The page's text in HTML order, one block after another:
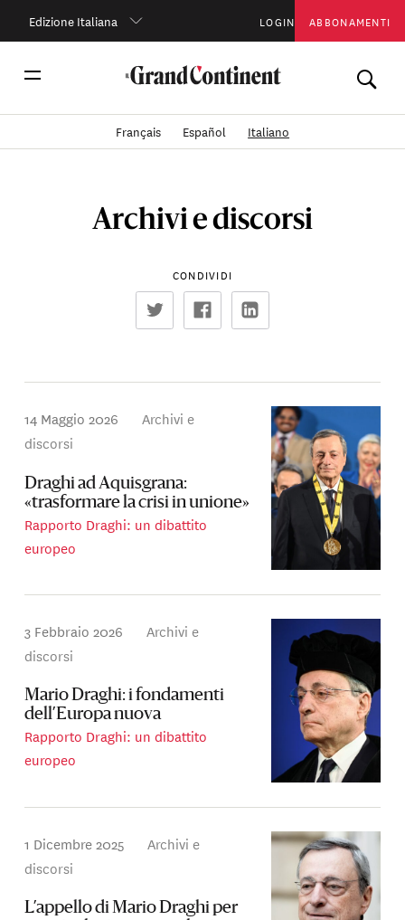
Edizione Italiana LOGIN ABBONAMENTI
Français Español Italiano
Archivi e discorsi
CONDIVIDI
14 Maggio 2026
Archivi e
discorsi
Draghi ad Aquisgrana:
«trasformare la crisi in unione»
Rapporto Draghi: un dibattito
europeo
3 Febbraio 2026
Archivi e
discorsi
Mario Draghi: i fondamenti
dell’Europa nuova
Rapporto Draghi: un dibattito
europeo
1 Dicembre 2025
Archivi e
discorsi
L’appello di Mario Draghi per